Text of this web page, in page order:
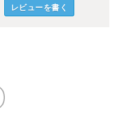
レビューを書く